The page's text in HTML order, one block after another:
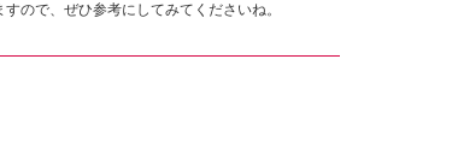
ので、ぜひ参考にしてみてくださいね。